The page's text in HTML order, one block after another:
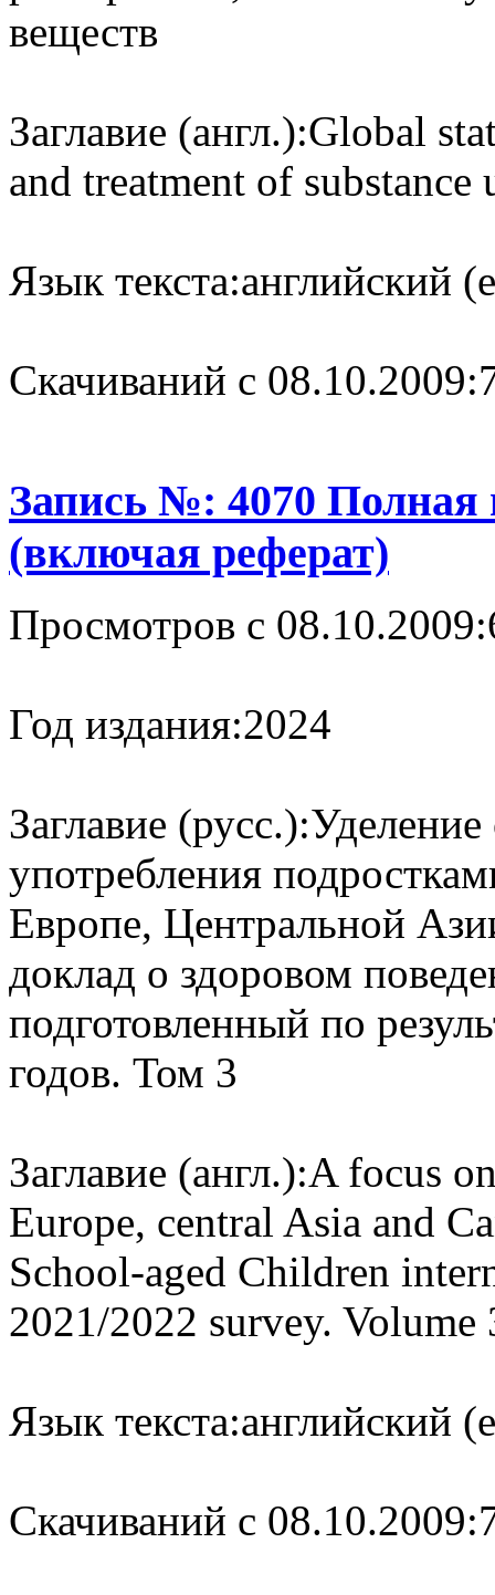
веществ
Заглавие (англ.):Global
and treatment of substance
Язык текста:английский
Cкачиваний с 08.10.2009:
Запись №: 4070 Полная
(включая реферат)
Просмотров с 08.10.2009:
Год издания:2024
Заглавие (русс.):
употребления
Европе, Центральной
доклад о здоровом
подготовленный по
годов. Том 3
Заглавие (англ.):A focus
Europe, central Asia and
School-aged Children
2021/2022 survey. Volume
Язык текста:английский
Cкачиваний с 08.10.2009: